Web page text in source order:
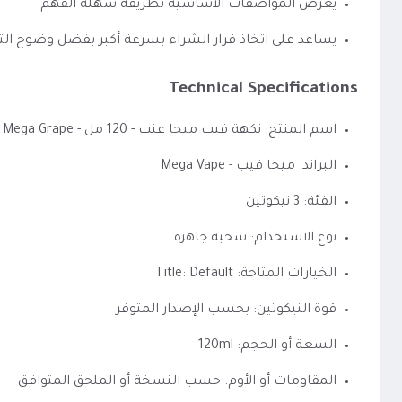
يعرض المواصفات الأساسية بطريقة سهلة الفهم
يساعد على اتخاذ قرار الشراء بسرعة أكبر بفضل وضوح
Technical Specifications
اسم المنتج: نكهة فيب ميجا عنب - 120 مل - Mega Grape
البراند: ميجا فيب - Mega Vape
الفئة: 3 نيكوتين
نوع الاستخدام: سحبة جاهزة
الخيارات المتاحة: Title: Default
قوة النيكوتين: بحسب الإصدار المتوفر
السعة أو الحجم: 120ml
المقاومات أو الأوم: حسب النسخة أو الملحق المتوافق